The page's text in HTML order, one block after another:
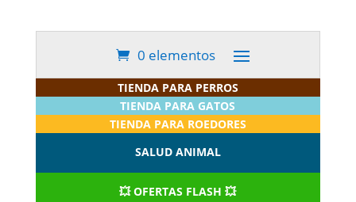
0 elementos
TIENDA PARA PERROS
TIENDA PARA GATOS
TIENDA PARA ROEDORES
SALUD ANIMAL
💥 OFERTAS FLASH 💥